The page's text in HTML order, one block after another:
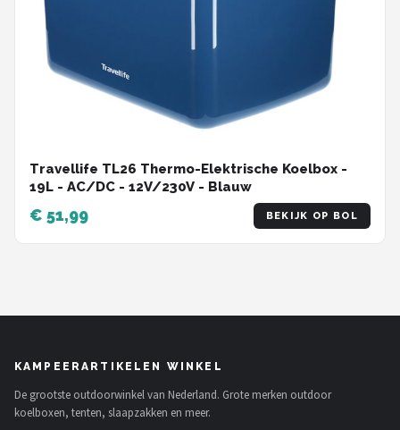
Travellife TL26 Thermo-Elektrische Koelbox -
19L - AC/DC - 12V/230V - Blauw
€ 51,99 BEKIJK OP BOL
KAMPEERARTIKELEN WINKEL
De grootste outdoorwinkel van Nederland. Grote merken outdoor
koelboxen, tenten, slaapzakken en meer.